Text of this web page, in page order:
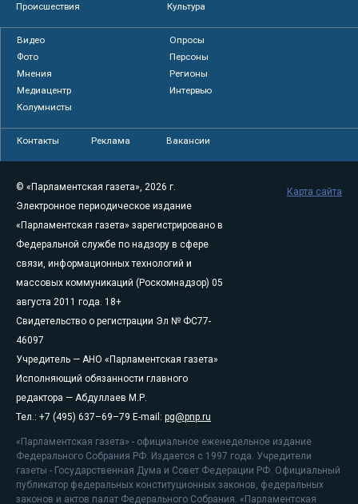
Происшествия
Культура
Видео
Опросы
Фото
Персоны
Мнения
Регионы
Медиацентр
Интервью
Колумнисты
Контакты Реклама Вакансии
© «Парламентская газета», 2026 г.
Электронное периодическое издание
«Парламентская газета» зарегистрировано в
Федеральной службе по надзору в сфере
связи, информационных технологий и
массовых коммуникаций (Роскомнадзор) 05
августа 2011 года. 18+
Свидетельство о регистрации Эл № ФС77-
46097
Учредитель — АНО «Парламентская газета»
Исполняющий обязанности главного
редактора — Абдуллаев М.Р.
Тел.: +7 (495) 637–69–79 E-mail: pg@pnp.ru
«Парламентская газета» - официальное еженедельное издание
Федерального Собрания РФ. Издается с 1997 года. Учредители
газеты - Государственная Дума и Совет Федерации РФ. Официальный
публикатор федеральных конституционных законов, федеральных
законов и актов палат Федерального Собрания. «Парламентская
Карта сайта